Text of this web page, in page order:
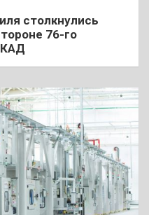
столкнулись
76-го